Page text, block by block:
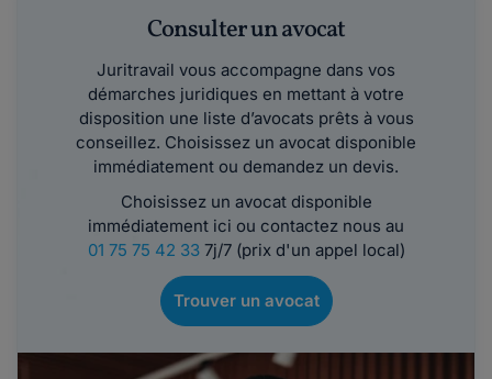
Consulter un avocat
Juritravail vous accompagne dans vos
démarches juridiques en mettant à votre
disposition une liste d’avocats prêts à vous
conseillez. Choisissez un avocat disponible
immédiatement ou demandez un devis.
Choisissez un avocat disponible
immédiatement ici ou contactez nous au
01 75 75 42 337j/7 (prix d'un appel local)
Trouver un avocat